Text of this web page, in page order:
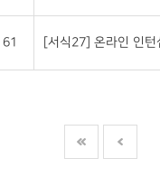
61 [서식27] 온라인 인턴